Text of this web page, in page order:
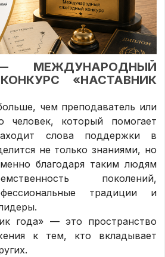
— МЕЖДУНАРОДНЫЙ
«НАСТАВНИК
чем преподаватель или
человек, который помогает
слова поддержки в
не только знаниями, но
благодаря таким людям
поколений,
традиции и
года» — это пространство
к тем, кто вкладывает